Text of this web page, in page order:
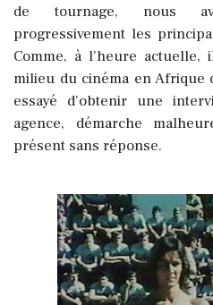
de tournage, nous
progressivement les
Comme, à l’heure
milieu du cinéma en Afrique
essayé d’obtenir une
agence, démarche
présent sans réponse.